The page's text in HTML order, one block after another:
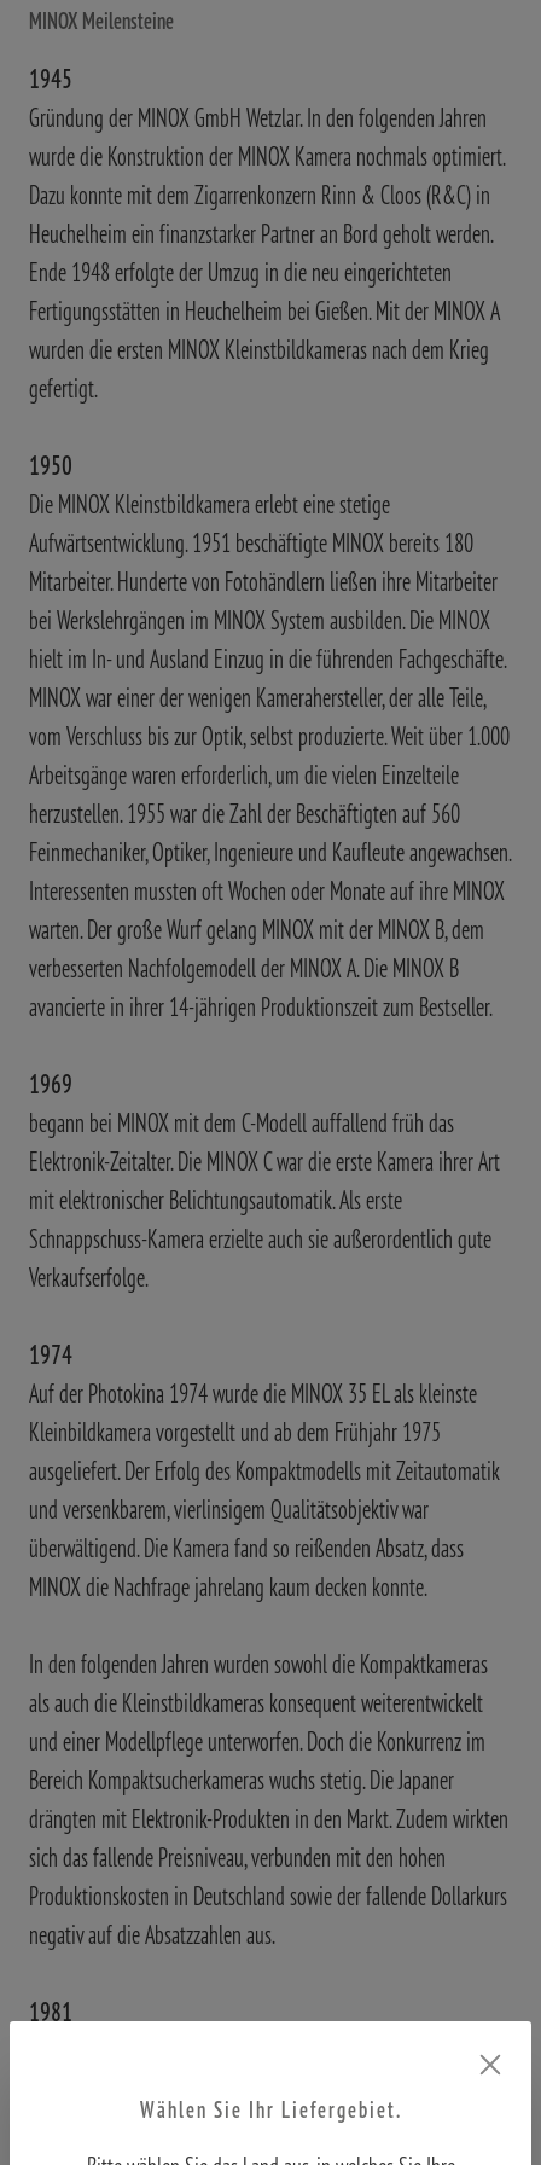
MINOX Meilensteine
1945
Gründung der MINOX GmbH Wetzlar. In den folgenden Jahren
wurde die Konstruktion der MINOX Kamera nochmals optimiert.
Dazu konnte mit dem Zigarrenkonzern Rinn & Cloos (R&C) in
Heuchelheim ein finanzstarker Partner an Bord geholt werden.
Ende 1948 erfolgte der Umzug in die neu eingerichteten
Fertigungsstätten in Heuchelheim bei Gießen. Mit der MINOX A
wurden die ersten MINOX Kleinstbildkameras nach dem Krieg
gefertigt.
1950
Die MINOX Kleinstbildkamera erlebt eine stetige
Aufwärtsentwicklung. 1951 beschäftigte MINOX bereits 180
Mitarbeiter. Hunderte von Fotohändlern ließen ihre Mitarbeiter
bei Werkslehrgängen im MINOX System ausbilden. Die MINOX
hielt im In- und Ausland Einzug in die führenden Fachgeschäfte.
MINOX war einer der wenigen Kamerahersteller, der alle Teile,
vom Verschluss bis zur Optik, selbst produzierte. Weit über 1.000
Arbeitsgänge waren erforderlich, um die vielen Einzelteile
herzustellen. 1955 war die Zahl der Beschäftigten auf 560
Feinmechaniker, Optiker, Ingenieure und Kaufleute angewachsen.
Interessenten mussten oft Wochen oder Monate auf ihre MINOX
warten. Der große Wurf gelang MINOX mit der MINOX B, dem
verbesserten Nachfolgemodell der MINOX A. Die MINOX B
avancierte in ihrer 14-jährigen Produktionszeit zum Bestseller.
1969
begann bei MINOX mit dem C-Modell auffallend früh das
Elektronik-Zeitalter. Die MINOX C war die erste Kamera ihrer Art
mit elektronischer Belichtungsautomatik. Als erste
Schnappschuss-Kamera erzielte auch sie außerordentlich gute
Verkaufserfolge.
1974
Auf der Photokina 1974 wurde die MINOX 35 EL als kleinste
Kleinbildkamera vorgestellt und ab dem Frühjahr 1975
ausgeliefert. Der Erfolg des Kompaktmodells mit Zeitautomatik
und versenkbarem, vierlinsigem Qualitätsobjektiv war
überwältigend. Die Kamera fand so reißenden Absatz, dass
MINOX die Nachfrage jahrelang kaum decken konnte.
In den folgenden Jahren wurden sowohl die Kompaktkameras
als auch die Kleinstbildkameras konsequent weiterentwickelt
und einer Modellpflege unterworfen. Doch die Konkurrenz im
Bereich Kompaktsucherkameras wuchs stetig. Die Japaner
drängten mit Elektronik-Produkten in den Markt. Zudem wirkten
sich das fallende Preisniveau, verbunden mit den hohen
Produktionskosten in Deutschland sowie der fallende Dollarkurs
negativ auf die Absatzzahlen aus.
1981
Ab 1981 geriet MINOX in immer größere Schwierigkeiten. Von
werden. Dennoch musste am 21. November 1988 beim
Wählen Sie Ihr Liefergebiet.